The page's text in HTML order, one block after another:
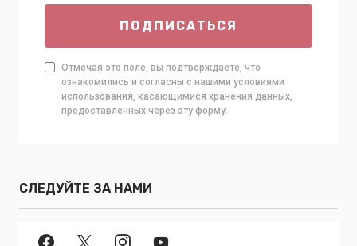
ПОДПИСАТЬСЯ
Отмечая это поле, вы подтверждаете, что
ознакомились и согласны с нашими условиями
использования, касающимися хранения данных,
предоставленных через эту форму.
СЛЕДУЙТЕ ЗА НАМИ